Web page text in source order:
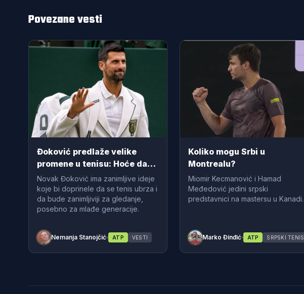
Povezane vesti
Đoković predlaže velike
promene u tenisu: Hoće da
skrati setove i da ubrza
mečeve
Novak Đoković ima zanimljive ideje
koje bi doprinele da se tenis ubrza i
da bude zanimljiviji za gledanje,
posebno za mlađe generacije.
Nemanja Stanojčić ATP VESTI
Koliko mogu Srbi u
Montrealu?
Miomir Kecmanović i Hamad
Međedović jedini srpski
predstavnici na mastersu u Kanadi.
Marko Đinđić ATP SRPSKI TENIS